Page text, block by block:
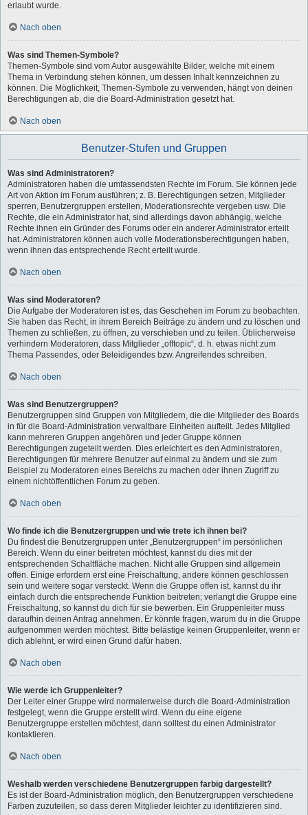
erlaubt wurde.
Nach oben
Was sind Themen-Symbole?
Themen-Symbole sind vom Autor ausgewählte Bilder, welche mit einem
Thema in Verbindung stehen können, um dessen Inhalt kennzeichnen zu
können. Die Möglichkeit, Themen-Symbole zu verwenden, hängt von deinen
Berechtigungen ab, die die Board-Administration gesetzt hat.
Nach oben
Benutzer-Stufen und Gruppen
Was sind Administratoren?
Administratoren haben die umfassendsten Rechte im Forum. Sie können jede
Art von Aktion im Forum ausführen; z. B. Berechtigungen setzen, Mitglieder
sperren, Benutzergruppen erstellen, Moderationsrechte vergeben usw. Die
Rechte, die ein Administrator hat, sind allerdings davon abhängig, welche
Rechte ihnen ein Gründer des Forums oder ein anderer Administrator erteilt
hat. Administratoren können auch volle Moderationsberechtigungen haben,
wenn ihnen das entsprechende Recht erteilt wurde.
Nach oben
Was sind Moderatoren?
Die Aufgabe der Moderatoren ist es, das Geschehen im Forum zu beobachten.
Sie haben das Recht, in ihrem Bereich Beiträge zu ändern und zu löschen und
Themen zu schließen, zu öffnen, zu verschieben und zu teilen. Üblicherweise
verhindern Moderatoren, dass Mitglieder „offtopic“, d. h. etwas nicht zum
Thema Passendes, oder Beleidigendes bzw. Angreifendes schreiben.
Nach oben
Was sind Benutzergruppen?
Benutzergruppen sind Gruppen von Mitgliedern, die die Mitglieder des Boards
in für die Board-Administration verwaltbare Einheiten aufteilt. Jedes Mitglied
kann mehreren Gruppen angehören und jeder Gruppe können
Berechtigungen zugeteilt werden. Dies erleichtert es den Administratoren,
Berechtigungen für mehrere Benutzer auf einmal zu ändern und sie zum
Beispiel zu Moderatoren eines Bereichs zu machen oder ihnen Zugriff zu
einem nichtöffentlichen Forum zu geben.
Nach oben
Wo finde ich die Benutzergruppen und wie trete ich ihnen bei?
Du findest die Benutzergruppen unter „Benutzergruppen“ im persönlichen
Bereich. Wenn du einer beitreten möchtest, kannst du dies mit der
entsprechenden Schaltfläche machen. Nicht alle Gruppen sind allgemein
offen. Einige erfordern erst eine Freischaltung, andere können geschlossen
sein und weitere sogar versteckt. Wenn die Gruppe offen ist, kannst du ihr
einfach durch die entsprechende Funktion beitreten; verlangt die Gruppe eine
Freischaltung, so kannst du dich für sie bewerben. Ein Gruppenleiter muss
daraufhin deinen Antrag annehmen. Er könnte fragen, warum du in die Gruppe
aufgenommen werden möchtest. Bitte belästige keinen Gruppenleiter, wenn er
dich ablehnt, er wird einen Grund dafür haben.
Nach oben
Wie werde ich Gruppenleiter?
Der Leiter einer Gruppe wird normalerweise durch die Board-Administration
festgelegt, wenn die Gruppe erstellt wird. Wenn du eine eigene
Benutzergruppe erstellen möchtest, dann solltest du einen Administrator
kontaktieren.
Nach oben
Weshalb werden verschiedene Benutzergruppen farbig dargestellt?
Es ist der Board-Administration möglich, den Benutzergruppen verschiedene
Farben zuzuteilen, so dass deren Mitglieder leichter zu identifizieren sind.